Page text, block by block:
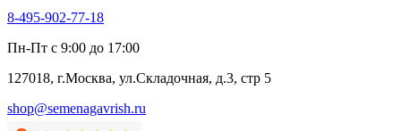
Алтей
Анис
Бессмертник
Валериана
Валерианелла
Гибискус лекарственный
8-495-902-77-18
Пн-Пт с 9:00 до 17:00
127018, г.Москва, ул.Складочная, д.3, стр 5
shop@semenagavrish.ru